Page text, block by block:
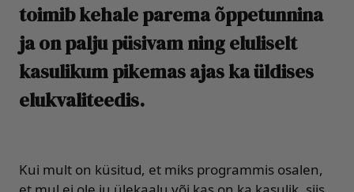
toimib kehale parema õppetunnina
ja on palju püsivam ning eluliselt
kasulikum pikemas ajas ka üldises
elukvaliteedis.
Kui mult on küsitud, et miks programmis osalen,